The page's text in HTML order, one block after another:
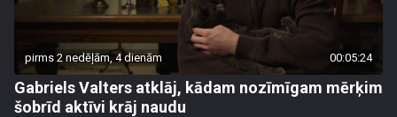
pirms 2 nedēļām, 4 dienām 00:05:24
Gabriels Valters atklāj, kādam nozīmīgam mērķim
šobrīd aktīvi krāj naudu